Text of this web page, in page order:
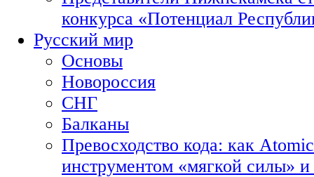
конкурса «Потенциал
Русский мир
Основы
Новороссия
СНГ
Балканы
Превосходство кода: как
инструментом «мягкой силы» и